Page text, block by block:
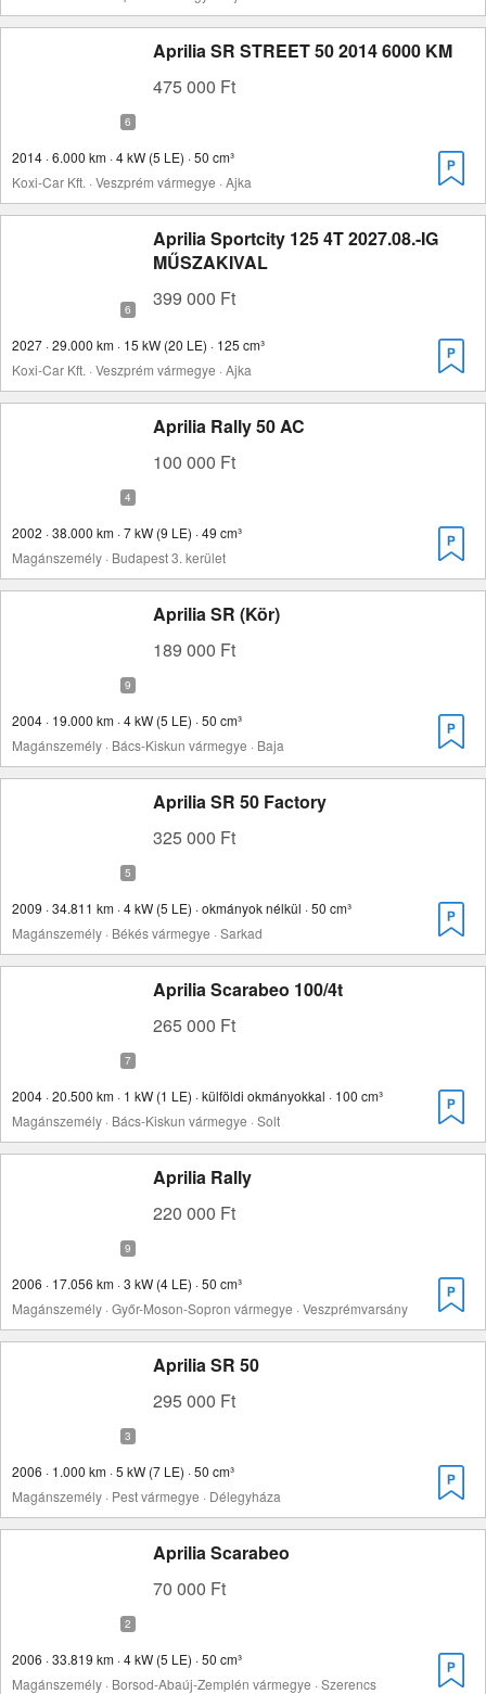
Aprilia SR STREET 50 2014 6000 KM
475 000 Ft
2014 · 6.000 km · 4 kW (5 LE) · 50 cm³
Koxi-Car Kft. · Veszprém vármegye · Ajka
Aprilia Sportcity 125 4T 2027.08.-IG
MŰSZAKIVAL
399 000 Ft
2027 · 29.000 km · 15 kW (20 LE) · 125 cm³
Koxi-Car Kft. · Veszprém vármegye · Ajka
Aprilia Rally 50 AC
100 000 Ft
2002 · 38.000 km · 7 kW (9 LE) · 49 cm³
Magánszemély · Budapest 3. kerület
Aprilia SR (Kör)
189 000 Ft
2004 · 19.000 km · 4 kW (5 LE) · 50 cm³
Magánszemély · Bács-Kiskun vármegye · Baja
Aprilia SR 50 Factory
325 000 Ft
2009 · 34.811 km · 4 kW (5 LE) · okmányok nélkül · 50 cm³
Magánszemély · Békés vármegye · Sarkad
Aprilia Scarabeo 100/4t
265 000 Ft
2004 · 20.500 km · 1 kW (1 LE) · külföldi okmányokkal · 100 cm³
Magánszemély · Bács-Kiskun vármegye · Solt
Aprilia Rally
220 000 Ft
2006 · 17.056 km · 3 kW (4 LE) · 50 cm³
Magánszemély · Győr-Moson-Sopron vármegye · Veszprémvarsány
Aprilia SR 50
295 000 Ft
2006 · 1.000 km · 5 kW (7 LE) · 50 cm³
Magánszemély · Pest vármegye · Délegyháza
Aprilia Scarabeo
70 000 Ft
2006 · 33.819 km · 4 kW (5 LE) · 50 cm³
Magánszemély · Borsod-Abaúj-Zemplén vármegye · Szerencs